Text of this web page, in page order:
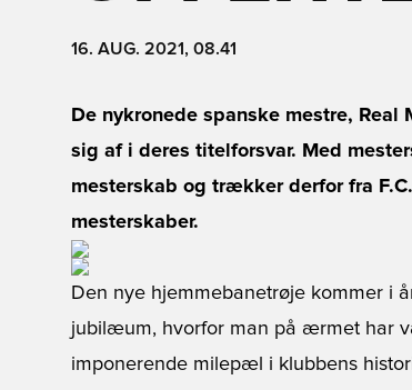
16. AUG. 2021, 08.41
De nykronede spanske mestre,
sig af i deres titelforsvar. Med
mesterskab og trækker derfor fra
mesterskaber.
Den nye hjemmebanetrøje kommer i
jubilæum, hvorfor man på ærmet har
imponerende milepæl i klubbens